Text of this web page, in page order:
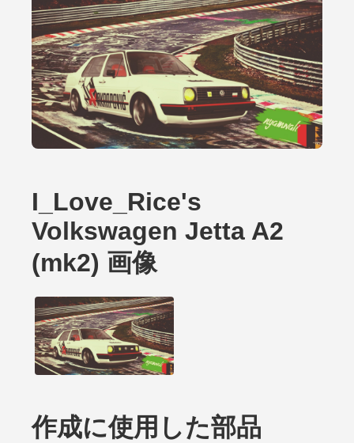
I_Love_Rice's
Volkswagen Jetta A2
(mk2) 画像
作成に使用した部品